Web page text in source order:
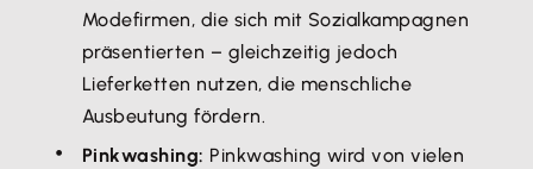
Modefirmen, die sich mit Sozialkampagnen
präsentierten – gleichzeitig jedoch
Lieferketten nutzen, die menschliche
Ausbeutung fördern.
Pinkwashing: Pinkwashing wird von vielen